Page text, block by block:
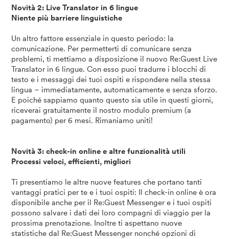
Novità 2: Live Translator in 6 lingue
Niente più barriere linguistiche
Un altro fattore essenziale in questo periodo: la
comunicazione. Per permetterti di comunicare senza
problemi, ti mettiamo a disposizione il nuovo Re:Guest Live
Translator in 6 lingue. Con esso puoi tradurre i blocchi di
testo e i messaggi dei tuoi ospiti e rispondere nella stessa
lingua – immediatamente, automaticamente e senza sforzo.
E poiché sappiamo quanto questo sia utile in questi giorni,
riceverai gratuitamente il nostro modulo premium (a
pagamento) per 6 mesi. Rimaniamo uniti!
Novità 3: check-in online e altre funzionalità utili
Processi veloci, efficienti, migliori
Ti presentiamo le altre nuove features che portano tanti
vantaggi pratici per te e i tuoi ospiti: Il check-in online è ora
disponibile anche per il Re:Guest Messenger e i tuoi ospiti
possono salvare i dati dei loro compagni di viaggio per la
prossima prenotazione. Inoltre ti aspettano nuove
statistiche dal Re:Guest Messenger nonché opzioni di